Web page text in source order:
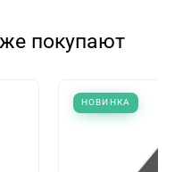
покупают
НОВИНКА